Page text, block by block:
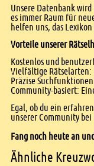
Unsere Datenbank
es immer Raum für
helfen uns, das
Vorteile unserer
Kostenlos und
Vielfältige Rätselarten:
Präzise
Community-basiert:
Egal, ob du ein
unserer Community
Fang noch heute an
Ähnliche